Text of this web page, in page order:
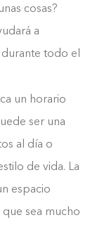
cosas?
a
todo el
un horario
ser una
al día o
de vida. La
espacio
sea mucho